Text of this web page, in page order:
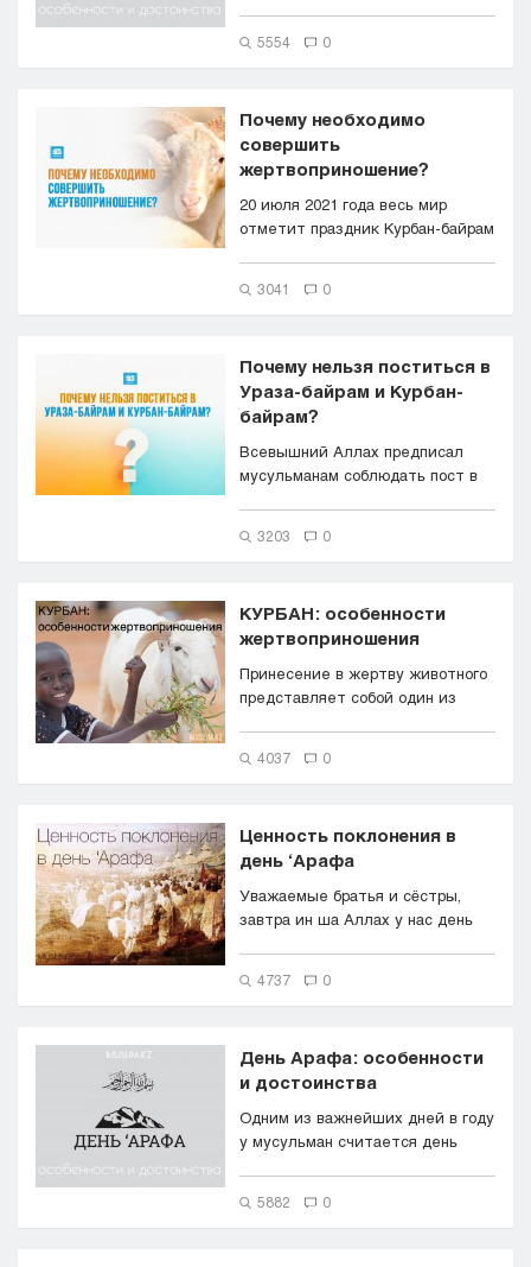
5554 0
Почему необходимо
совершить
жертвоприношение?
20 июля 2021 года весь мир
отметит праздник Курбан-байрам
3041 0
Почему нельзя поститься в
Ураза-байрам и Курбан-
байрам?
Всевышний Аллах предписал
мусульманам соблюдать пост в
3203 0
КУРБАН: особенности
жертвоприношения
Принесение в жертву животного
представляет собой один из
4037 0
Ценность поклонения в
день ‘Арафа
Уважаемые братья и сёстры,
завтра ин ша Аллах у нас день
4737 0
День Арафа: особенности
и достоинства
Одним из важнейших дней в году
у мусульман считается день
5882 0